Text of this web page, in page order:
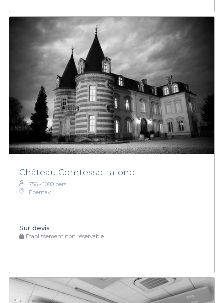
Château Comtesse Lafond
756 - 1080 pers.
Épernay
Sur devis
Établissement non réservable